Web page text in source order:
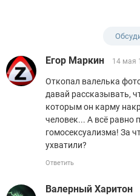
Егор Маркин 14 мая
Откопал валелька
давай рассказывать,
которым он карму
человек... А всё равно
гомосексуализма! За
ухватили?
Ответить
Валерный Харитон